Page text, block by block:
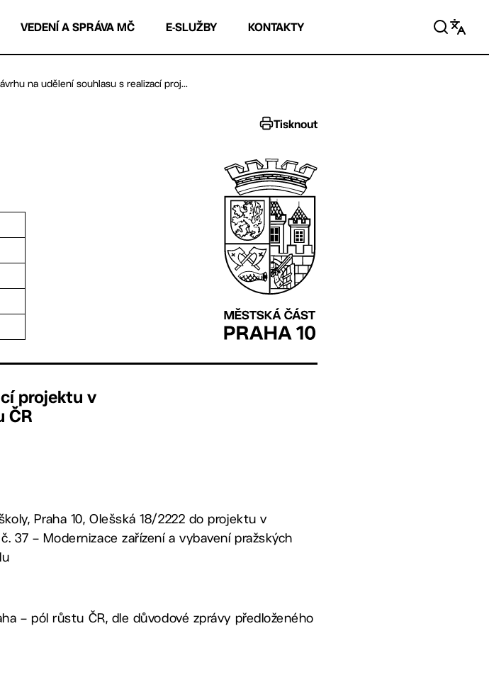
VEDENÍ A SPRÁVA MČ E-SLUŽBY KONTAKTY
na udělení souhlasu s realizací proj...
Tisknout
projektu v
ČR
Praha 10, Olešská 18/2222 do projektu v
37 – Modernizace zařízení a vybavení pražských
– pól růstu ČR, dle důvodové zprávy předloženého